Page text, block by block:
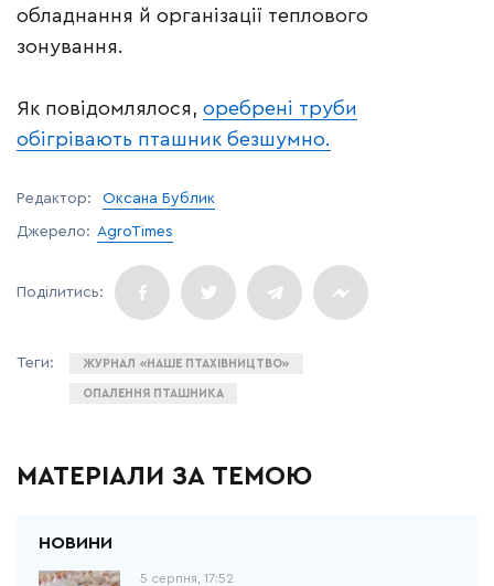
обладнання й організації теплового
зонування.
Як повідомлялося, оребрені труби
обігрівають пташник безшумно.
Редактор: Оксана Бублик
Джерело: AgroTimes
ЖУРНАЛ «НАШЕ ПТАХІВНИЦТВО»
ОПАЛЕННЯ ПТАШНИКА
МАТЕРІАЛИ ЗА ТЕМОЮ
5 серпня, 17:52